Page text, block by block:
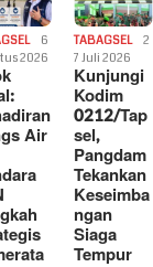
6
2026
Air
TABAGSEL
2
7 Juli 2026
Kunjungi
Kodim
0212/Tap
sel,
Pangdam
Tekankan
Keseimba
ngan
Siaga
Tempur